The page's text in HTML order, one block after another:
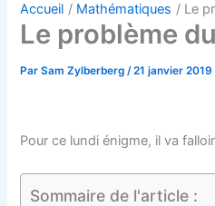
Accueil Mathématiques Le
Le problème
ParSam Zylberberg/21 janvier 2019
Pour ce lundi énigme, il va
Sommaire de l'article :